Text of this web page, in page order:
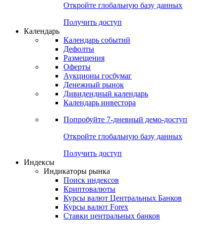
Откройте глобальную базу данных
Получить доступ
Календарь
Календарь событий
Дефолты
Размещения
Оферты
Аукционы госбумаг
Денежный рынок
Дивидендный календарь
Календарь инвестора
Попробуйте 7-дневный демо-доступ
Откройте глобальную базу данных
Получить доступ
Индексы
Индикаторы рынка
Поиск индексов
Криптовалюты
Курсы валют Центральных Банков
Курсы валют Forex
Ставки центральных банков